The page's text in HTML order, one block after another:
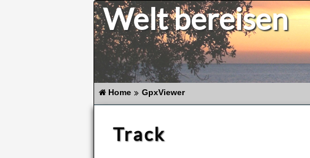
Welt bereisen
Home GpxViewer
Track